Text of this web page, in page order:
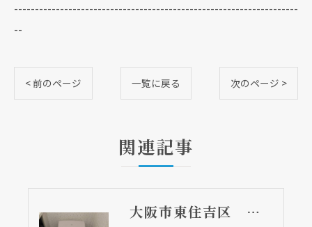
--------------------------------------------------------------------
--
< 前のページ 一覧に戻る 次のページ >
関連記事
大阪市東住吉区 戸建て住宅のウォシュレット取替リフォーム工事 茶色のネバネバが、、、